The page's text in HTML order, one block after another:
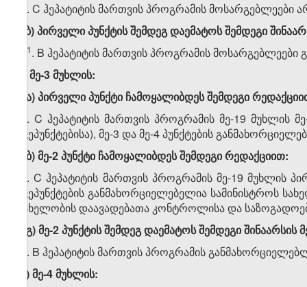
„1. C ჰეპატიტის მართვის პროგრამის მოსარგებლეები
ბ.ბ) პირველი პუნქტის შემდეგ დაემატოს შემდეგი
​1. B ჰეპატიტის მართვის პროგრამის მოსარგებლეები
გ) მე-3 მუხლის:
გ.ა) პირველი პუნქტი ჩამოყალიბდეს შემდეგი
„1. C ჰეპატიტის მართვის პროგრამის მე-19 მუხლის მე-
ქვეპუნქტებისა), მე-3 და მე-4 პუნქტების
გ.ბ) მე-2 პუნქტი ჩამოყალიბდეს შემდეგი რედაქციით:
„2. C ჰეპატიტის მართვის პროგრამის მე-19 მუხლის
ქვეპუნქტების განმახორციელებელია სამინისტროს
სახელობის დაავადებათა კონტროლისა და
გ.გ) მე-2 პუნქტის შემდეგ დაემატოს შემდეგი შინაარსის
„3. B ჰეპატიტის მართვის პროგრამის
დ) მე-4 მუხლის: